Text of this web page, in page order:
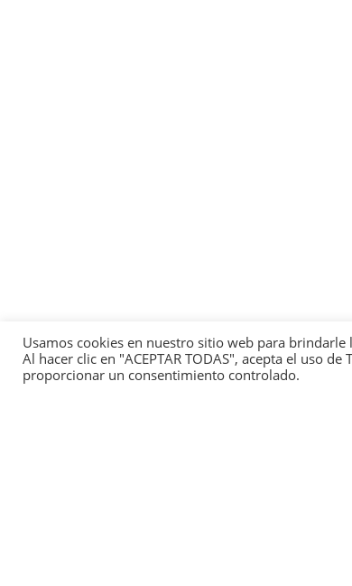
Usamos cookies en nuestro sitio web para
Al hacer clic en "ACEPTAR TODAS", acepta el uso
proporcionar un consentimiento controlado.